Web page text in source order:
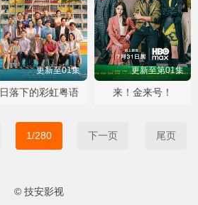
更新至01集
日落下的彩虹粤语
更新至第01集
来！金来号！
1/280 下一页 尾页
© 技安影视